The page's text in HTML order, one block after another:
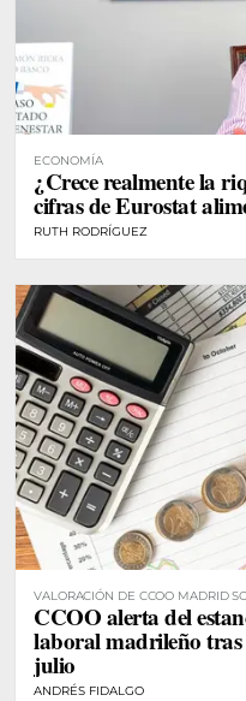
ECONOMÍA
¿Crece realmente la
cifras de Eurostat
RUTH RODRÍGUEZ
VALORACIÓN DE CCOO MADRID
CCOO alerta del
laboral madrileño
julio
ANDRÉS FIDALGO